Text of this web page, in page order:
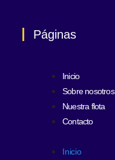
Páginas
Inicio
Sobre nosotros
Nuestra flota
Contacto
Inicio